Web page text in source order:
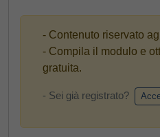
- Contenuto riservato
- Compila il modulo e
gratuita.
- Sei già registrato?